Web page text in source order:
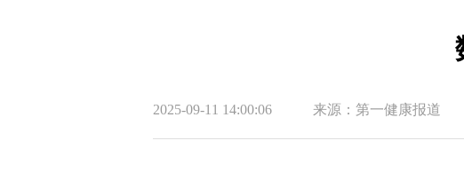
2025-09-11 14:00:06 来源：第一健康报道